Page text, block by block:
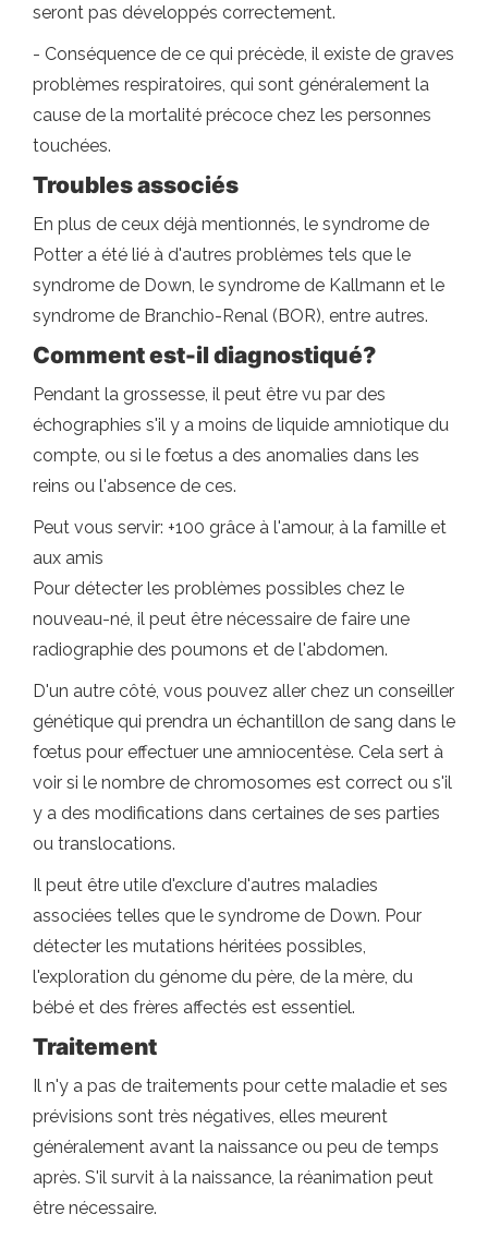
seront pas développés correctement.
- Conséquence de ce qui précède, il existe de graves
problèmes respiratoires, qui sont généralement la
cause de la mortalité précoce chez les personnes
touchées.
Troubles associés
En plus de ceux déjà mentionnés, le syndrome de
Potter a été lié à d'autres problèmes tels que le
syndrome de Down, le syndrome de Kallmann et le
syndrome de Branchio-Renal (BOR), entre autres.
Comment est-il diagnostiqué?
Pendant la grossesse, il peut être vu par des
échographies s'il y a moins de liquide amniotique du
compte, ou si le fœtus a des anomalies dans les
reins ou l'absence de ces.
Peut vous servir: +100 grâce à l'amour, à la famille et
aux amis
Pour détecter les problèmes possibles chez le
nouveau-né, il peut être nécessaire de faire une
radiographie des poumons et de l'abdomen.
D'un autre côté, vous pouvez aller chez un conseiller
génétique qui prendra un échantillon de sang dans le
fœtus pour effectuer une amniocentèse. Cela sert à
voir si le nombre de chromosomes est correct ou s'il
y a des modifications dans certaines de ses parties
ou translocations.
Il peut être utile d'exclure d'autres maladies
associées telles que le syndrome de Down. Pour
détecter les mutations héritées possibles,
l'exploration du génome du père, de la mère, du
bébé et des frères affectés est essentiel.
Traitement
Il n'y a pas de traitements pour cette maladie et ses
prévisions sont très négatives, elles meurent
généralement avant la naissance ou peu de temps
après. S'il survit à la naissance, la réanimation peut
être nécessaire.